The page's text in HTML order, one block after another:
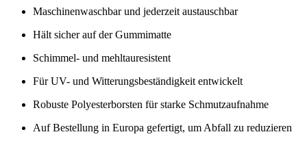
Maschinenwaschbar und jederzeit austauschbar
Hält sicher auf der Gummimatte
Schimmel- und mehltauresistent
Für UV- und Witterungsbeständigkeit entwickelt
Robuste Polyesterborsten für starke Schmutzaufnahme
Auf Bestellung in Europa gefertigt, um Abfall zu reduzieren